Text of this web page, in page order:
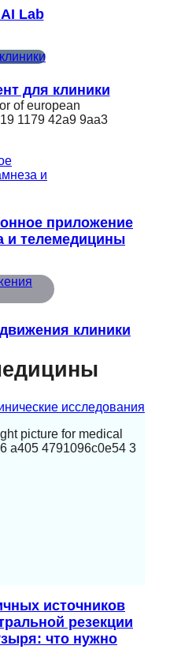
Lab
для клиники
приложение
и телемедицины
клиники
исследования
источников
резекции
что нужно